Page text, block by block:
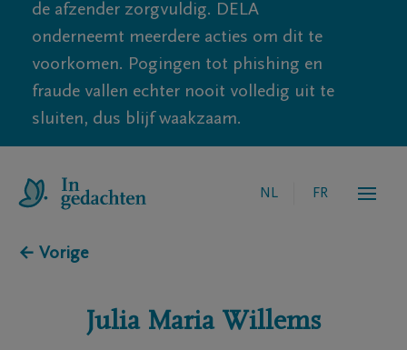
de afzender zorgvuldig. DELA
onderneemt meerdere acties om dit te
voorkomen. Pogingen tot phishing en
fraude vallen echter nooit volledig uit te
sluiten, dus blijf waakzaam.
NL FR
← Vorige
Julia Maria Willems